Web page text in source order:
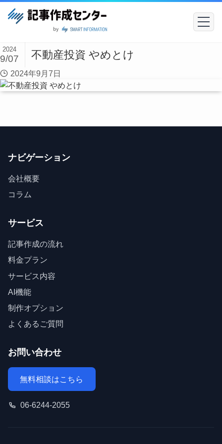
不動産投資 やめとけ
2024
9/07
2024年9月7日
ナビゲーション
会社概要
コラム
サービス
記事作成の流れ
料金プラン
サービス内容
AI機能
制作オプション
よくあるご質問
お問い合わせ
無料相談はこちら
06-6244-2055